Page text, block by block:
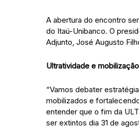
A abertura do encontro
do Itaú-Unibanco. O
Adjunto, José Augusto
Ultratividade e mobilização
“Vamos debater
mobilizados e
entender que o fim da
ser extintos dia 31 de